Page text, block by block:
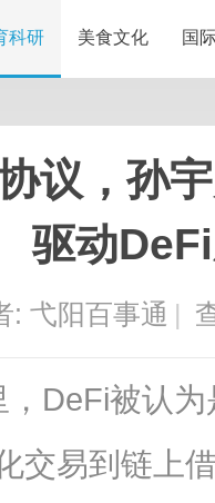
科研 美食文化 国
议，孙
驱动
: 弋阳百事通 |
DeFi被认
交易到链上